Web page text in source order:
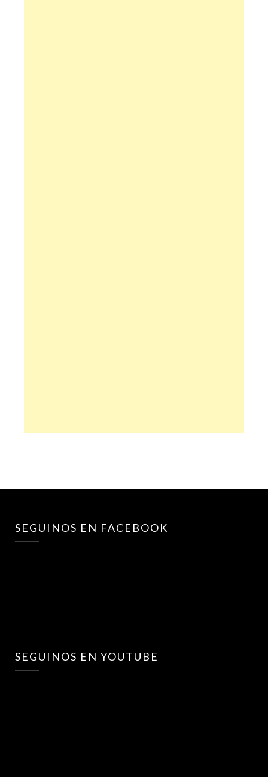
SEGUINOS EN FACEBOOK
SEGUINOS EN YOUTUBE